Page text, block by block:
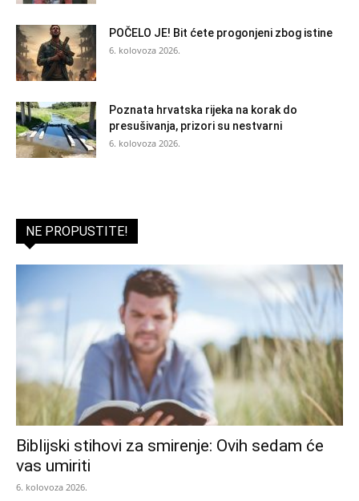
POČELO JE! Bit ćete progonjeni zbog istine
6. kolovoza 2026.
Poznata hrvatska rijeka na korak do
presušivanja, prizori su nestvarni
6. kolovoza 2026.
NE PROPUSTITE!
Biblijski stihovi za smirenje: Ovih sedam će
vas umiriti
6. kolovoza 2026.